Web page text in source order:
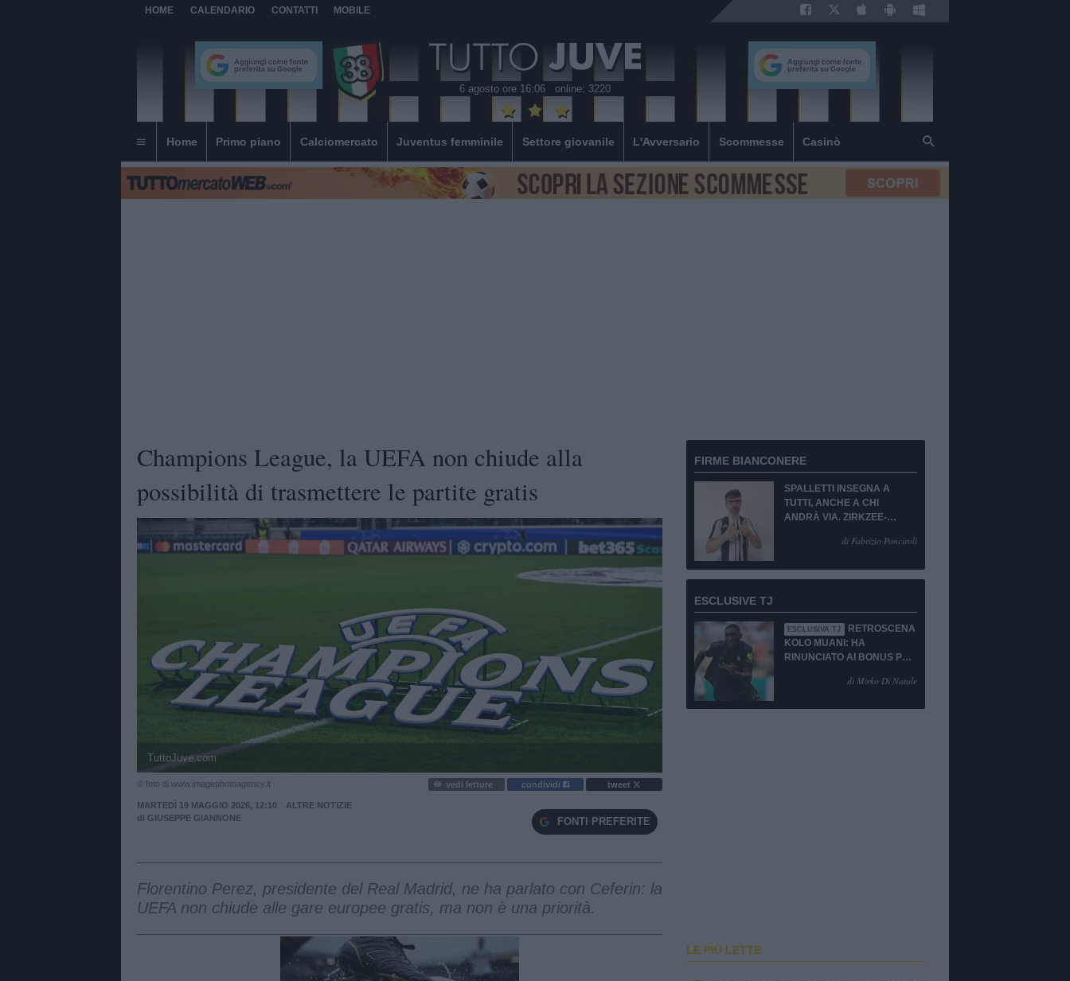
HOME CALENDARIO CONTATTI MOBILE
6 agosto ore 16:06 online: 3220
Home Primo piano Calciomercato Juventus femminile Settore giovanile L'Avversario Scommesse Casinò
Champions League, la UEFA non chiude alla
possibilità di trasmettere le partite gratis
TuttoJuve.com
© foto di www.imagephotoagency.it vedi letture condividi tweet
MARTEDÌ 19 MAGGIO 2026, 12:10
ALTRE NOTIZIE
di GIUSEPPE GIANNONE FONTI PREFERITE
Florentino Perez, presidente del Real Madrid, ne ha parlato con Ceferin: la
UEFA non chiude alle gare europee gratis, ma non è una priorità.
FIRME BIANCONERE
SPALLETTI INSEGNA A
TUTTI, ANCHE A CHI
ANDRÀ VIA. ZIRKZEE-
di Fabrizio Ponciroli
ESCLUSIVE TJ
ESCLUSIVA TJ
RETROSCENA
KOLO MUANI: HA
RINUNCIATO AI BONUS PUR
di Mirko Di Natale
LE PIÙ LETTE